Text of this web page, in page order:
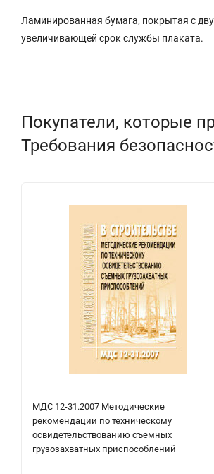
Ламинированная бумага, покрытая с
увеличивающей срок службы плаката.
Покупатели, которые
Требования
МДС 12-31.2007 Методические
рекомендации по техническому
освидетельствованию съемных
грузозахватных приспособлений